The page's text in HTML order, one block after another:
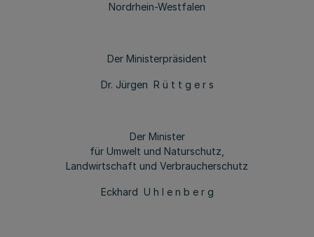
Nordrhein-Westfalen
Der Ministerpräsident
Dr. Jürgen R ü t t g e r s
Der Minister
für Umwelt und Naturschutz,
Landwirtschaft und Verbraucherschutz
Eckhard U h l e n b e r g